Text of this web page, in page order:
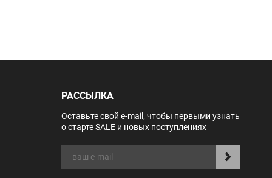
РАССЫЛКА
Оставьте свой e-mail, чтобы первыми узнать
о старте SALE и новых поступлениях